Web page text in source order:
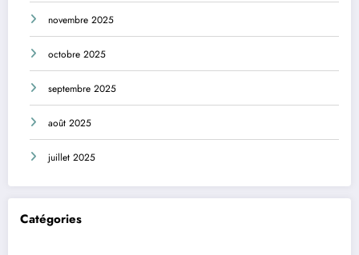
novembre 2025
octobre 2025
septembre 2025
août 2025
juillet 2025
Catégories